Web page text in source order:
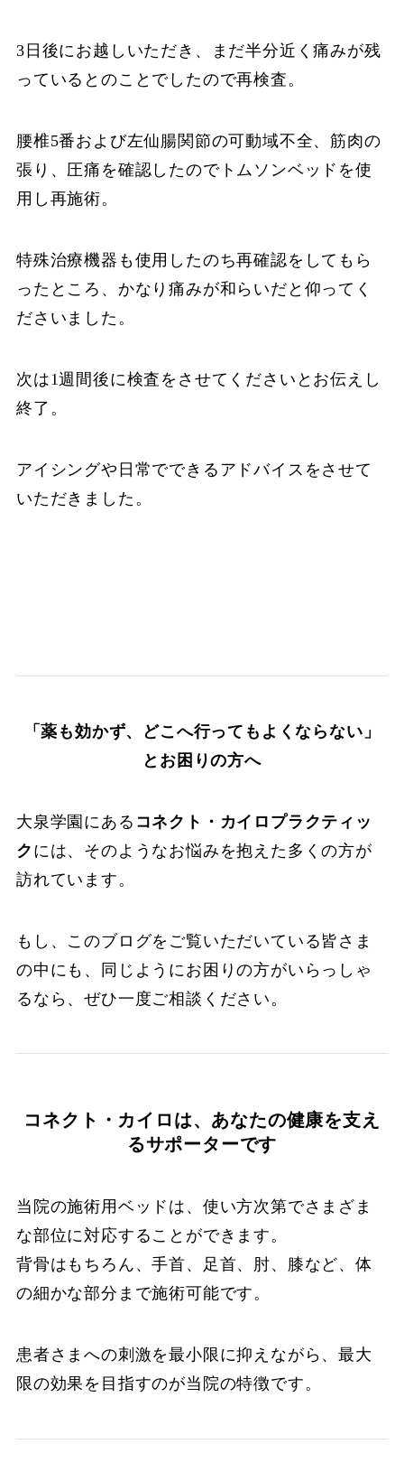
3日後にお越しいただき、まだ半分近く痛みが残
っているとのことでしたので再検査。
腰椎5番および左仙腸関節の可動域不全、筋肉の
張り、圧痛を確認したのでトムソンベッドを使
用し再施術。
特殊治療機器も使用したのち再確認をしてもら
ったところ、かなり痛みが和らいだと仰ってく
ださいました。
次は1週間後に検査をさせてくださいとお伝えし
終了。
アイシングや日常でできるアドバイスをさせて
いただきました。
「薬も効かず、どこへ行ってもよくならない」
とお困りの方へ
大泉学園にある コネクト・カイロプラクティッ
ク には、そのようなお悩みを抱えた多くの方が
訪れています。
もし、このブログをご覧いただいている皆さま
の中にも、同じようにお困りの方がいらっしゃ
るなら、ぜひ一度ご相談ください。
コネクト・カイロは、あなたの健康を支え
るサポーターです
当院の施術用ベッドは、使い方次第でさまざま
な部位に対応することができます。
背骨はもちろん、手首、足首、肘、膝など、体
の細かな部分まで施術可能です。
患者さまへの刺激を最小限に抑えながら、最大
限の効果を目指すのが当院の特徴です。